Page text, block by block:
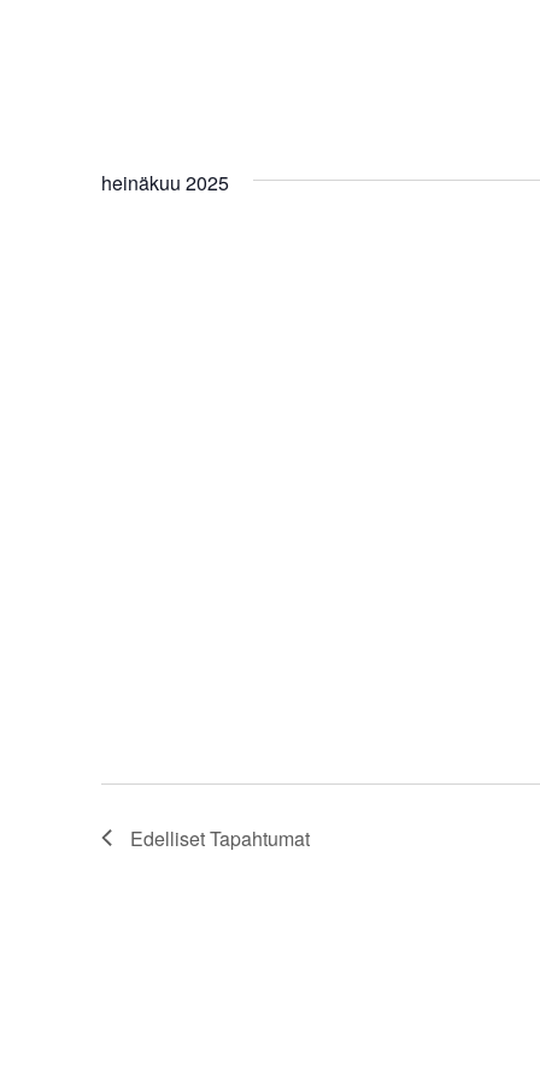
heinäkuu 2025
EdellisetTapahtumat